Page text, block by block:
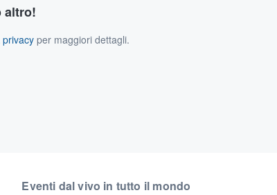
altro!
per maggiori dettagli.
Eventi dal vivo in tutto il mondo